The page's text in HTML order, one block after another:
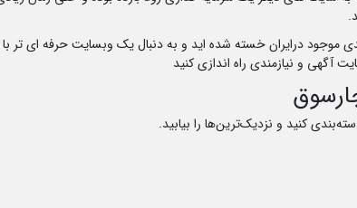
موجود درایران خسته شده اید و به دنبال یک وبسایت حرفه ای تر
آگهی و نیازمندی راه اندازی کنید
کنید و نزدیک‌ترین‌ها را بیابید.